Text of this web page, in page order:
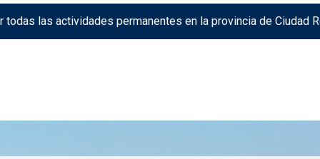
todas las actividades permanentes en la provincia de Ciudad